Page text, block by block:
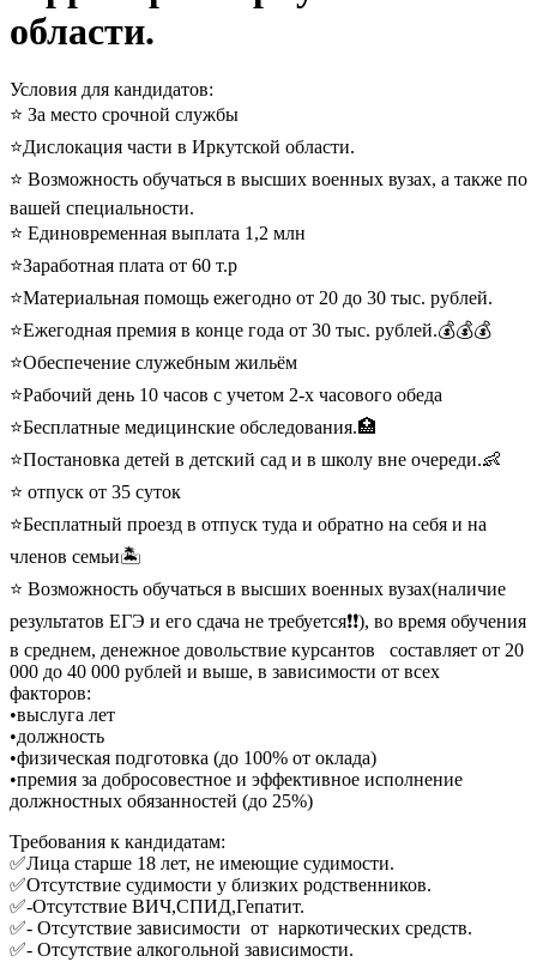
области.
Условия для кандидатов:
⭐️ За место срочной службы
⭐️Дислокация части в Иркутской области.
⭐️ Возможность обучаться в высших военных вузах, а также по
вашей специальности.
⭐️ Единовременная выплата 1,2 млн
⭐️Заработная плата от 60 т.р
⭐️Материальная помощь ежегодно от 20 до 30 тыс. рублей.
⭐️Ежегодная премия в конце года от 30 тыс. рублей.💰💰💰
⭐️Обеспечение служебным жильём
⭐️Рабочий день 10 часов с учетом 2-х часового обеда
⭐️Бесплатные медицинские обследования.🏥
⭐️Постановка детей в детский сад и в школу вне очереди.👶
⭐️ отпуск от 35 суток
⭐️Бесплатный проезд в отпуск туда и обратно на себя и на
членов семьи🏝
⭐️ Возможность обучаться в высших военных вузах(наличие
результатов ЕГЭ и его сдача не требуется❗️❗️), во время обучения
в среднем, денежное довольствие курсантов составляет от 20
000 до 40 000 рублей и выше, в зависимости от всех
факторов:
•выслуга лет
•должность
•физическая подготовка (до 100% от оклада)
•премия за добросовестное и эффективное исполнение
должностных обязанностей (до 25%)
Требования к кандидатам:
✅Лица старше 18 лет, не имеющие судимости.
✅Отсутствие судимости у близких родственников.
✅-Отсутствие ВИЧ,СПИД,Гепатит.
✅- Отсутствие зависимости от наркотических средств.
✅- Отсутствие алкогольной зависимости.